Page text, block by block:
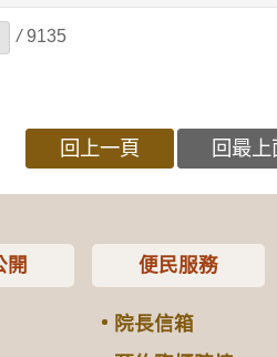
/ 9135
回上一頁 回最上
開 便民服務
院長信箱